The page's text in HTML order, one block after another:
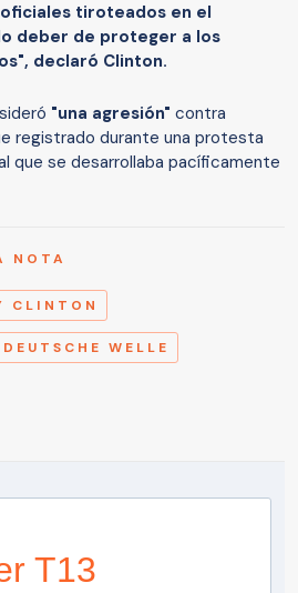
tiroteados en el
deber de proteger a los
declaró Clinton.
"una agresión" contra
registrado durante una protesta
que se desarrollaba pacíficamente
NOTA
CLINTON
DEUTSCHE WELLE
T13